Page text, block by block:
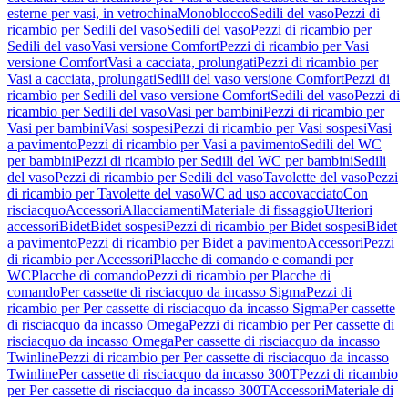
esterne per vasi, in vetrochinaMonobloccoSedili del vasoPezzi di
ricambio per Sedili del vasoSedili del vasoPezzi di ricambio per
Sedili del vasoVasi versione ComfortPezzi di ricambio per Vasi
versione ComfortVasi a cacciata, prolungatiPezzi di ricambio per
Vasi a cacciata, prolungatiSedili del vaso versione ComfortPezzi di
ricambio per Sedili del vaso versione ComfortSedili del vasoPezzi di
ricambio per Sedili del vasoVasi per bambiniPezzi di ricambio per
Vasi per bambiniVasi sospesiPezzi di ricambio per Vasi sospesiVasi
a pavimentoPezzi di ricambio per Vasi a pavimentoSedili del WC
per bambiniPezzi di ricambio per Sedili del WC per bambiniSedili
del vasoPezzi di ricambio per Sedili del vasoTavolette del vasoPezzi
di ricambio per Tavolette del vasoWC ad uso accovacciatoCon
risciacquoAccessoriAllacciamentiMateriale di fissaggioUlteriori
accessoriBidetBidet sospesiPezzi di ricambio per Bidet sospesiBidet
a pavimentoPezzi di ricambio per Bidet a pavimentoAccessoriPezzi
di ricambio per AccessoriPlacche di comando e comandi per
WCPlacche di comandoPezzi di ricambio per Placche di
comandoPer cassette di risciacquo da incasso SigmaPezzi di
ricambio per Per cassette di risciacquo da incasso SigmaPer cassette
di risciacquo da incasso OmegaPezzi di ricambio per Per cassette di
risciacquo da incasso OmegaPer cassette di risciacquo da incasso
TwinlinePezzi di ricambio per Per cassette di risciacquo da incasso
TwinlinePer cassette di risciacquo da incasso 300TPezzi di ricambio
per Per cassette di risciacquo da incasso 300TAccessoriMateriale di